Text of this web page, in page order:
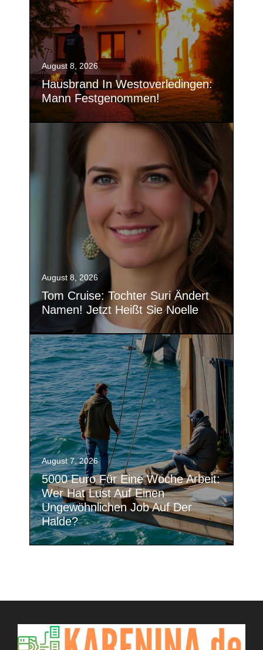
August 8, 2026
Hausbrand In Westoverledingen:
Mann Festgenommen!
August 8, 2026
Tom Cruise: Tochter Suri Ändert
Namen! Jetzt Heißt Sie Noelle
August 7, 2026
5000 Euro Für Eine Woche Arbeit:
Wer Hat Lust Auf Einen
Ungewöhnlichen Job Auf Der
Halde?